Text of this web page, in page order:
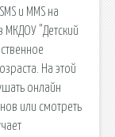
и MMS на
"Детский
На этой
онлайн
или смотреть